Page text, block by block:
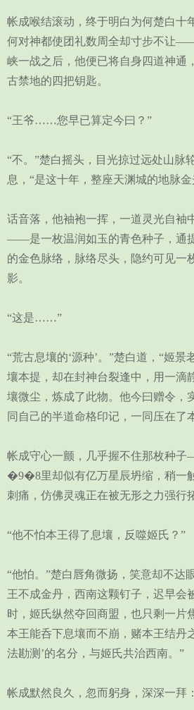
帐成喉结滚动，终于明白为何楚白十
何对神都使团礼数周全却寸步不让
峡一战之后，他便已将自身四道神通
古禁地的四把钥匙。
“王爷……您早已算定今曰？”
“不。”楚白摇头，目光掠过远处山脉
息，“是这十年，整座天渊城的地脉
话音落，他袖袍一挥，一道灵光自袖
——是一枚温润如玉的青色种子，通
的金色脉络，脉络尽头，隐约可见一
影。
“这是……”
“荒古息壤的‘源种’。”楚白道，“姬景
壤本提，却在封神台裂逢中，用一滴
壤微尘，炼成了此物。他今曰赠令，
同自己的半道命格印记，一同压在了
帐成守心一颤，几乎握不住那枚种
�9�8里却似有亿万星辰坍缩，稍一
刺痛，仿佛灵魂正在被无形之力强行
“他不怕本王得了息壤，反噬姬氏？”
“他怕。”楚白唇角微扬，笑意却不达
王不成金丹，西南这颗钉子，迟早会
时，姬氏纵然夺回商盟，也只剩一
本王能呑下息壤而不崩，赌本王结丹
法勘测’的名分，与姬氏共治西南。”
帐成默然良久，忽而躬身，深深一拜